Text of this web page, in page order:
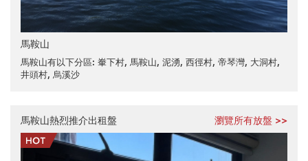
馬鞍山
馬鞍山有以下分區: 輋下村, 馬鞍山, 泥湧, 西徑村, 帝琴灣, 大洞村,
井頭村, 烏溪沙
馬鞍山熱烈推介出租盤 瀏覽所有放盤 >>